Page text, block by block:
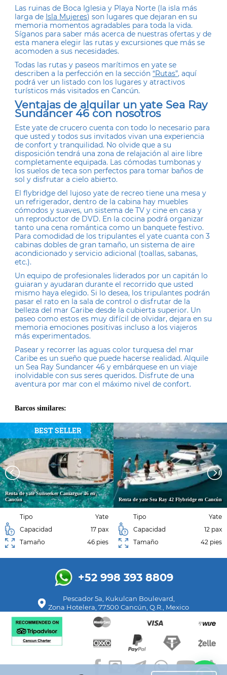
Las ruinas de Boca Iglesia y Playa Norte (la isla más
larga de Isla Mujeres) son lugares que dejaran en su
memoria momentos agradables para toda la vida.
Síganos para saber más acerca de nuestras ofertas y de
esta manera elegir las rutas y excursiones que más se
acomoden a sus necesidades.
Todas las rutas y paseos marítimos en yate se
describen a la perfección en la sección“Rutas”, aquí
podrá ver un listado con los lugares y atractivos
turísticos más visitados en Cancún.
Ventajas de alquilar un yate Sea Ray
Sundancer 46 con nosotros
Este yate de crucero cuenta con todo lo necesario para
que usted y todos sus invitados vivan una experiencia
de confort y tranquilidad. No olvide que a su
disposición tendrá una zona de relajación al aire libre
completamente equipada. Las cómodas tumbonas y
los suelos de teca son perfectos para tomar baños de
sol y disfrutar a cielo abierto.
El flybridge del lujoso yate de recreo tiene una mesa y
un refrigerador, dentro de la cabina hay muebles
cómodos y suaves, un sistema de TV y cine en casa y
un reproductor de DVD. En la cocina podrá organizar
tanto una cena romántica como un banquete festivo.
Para comodidad de los tripulantes el yate cuanta con 3
cabinas dobles de gran tamaño, un sistema de aire
acondicionado y servicio adicional (toallas, sabanas,
etc.).
Un equipo de profesionales liderados por un capitán lo
guiaran y ayudaran durante el recorrido que usted
mismo haya elegido. Si lo desea, los tripulantes podrán
pasar el rato en la sala de control o disfrutar de la
belleza del mar Caribe desde la cubierta superior. Un
paseo como estos es muy difícil de olvidar, dejara en su
memoria emociones positivas incluso a los viajeros
más experimentados.
Pasear y recorrer las aguas color turquesa del mar
Caribe es un sueño que puede hacerse realidad. Alquile
un Sea Ray Sundancer 46 y embárquese en un viaje
inolvidable con sus seres queridos. Disfrute de una
aventura por mar con el máximo nivel de confort.
Barcos similares:
BEST SELLER
Renta de yate Sunseeker Camargue 46 en
Cancún
Tipo
Yate
Capacidad
17 pax
Tamaño
46 pies
Renta de yate Sea Ray 42 Flybridge en Cancún
Tipo
Yate
Capacidad
12 pax
Tamaño
42 pies
+52 998 393 8809
Pescador 5a, Kukulcan Boulevard,
Zona Hotelera, 77500 Cancún, Q.R., Mexico